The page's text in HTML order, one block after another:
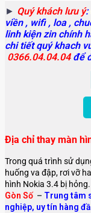
► Quý khách lưu ý:
viền , wifi , loa ,
linh kiện zin chính
chi tiết quý khach
0366.04.04.04để
Địa chỉ thay màn
Trong quá trình sử
huống va đập, rơi vỡ
hình Nokia 3.4 bị
Gòn Số – Trung tâm
nghiệp, uy tín hàng